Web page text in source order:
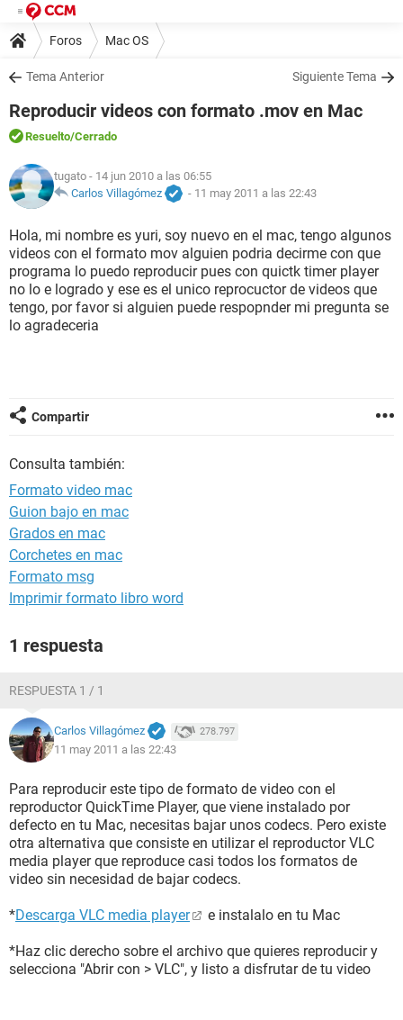
Foros Mac OS
Tema Anterior Siguiente Tema
Reproducir videos con formato .mov en Mac
Resuelto/Cerrado
tugato - 14 jun 2010 a las 06:55
Carlos Villagómez
- 11 may 2011 a las 22:43
Hola, mi nombre es yuri, soy nuevo en el mac, tengo algunos
videos con el formato mov alguien podria decirme con que
programa lo puedo reproducir pues con quictk timer player
no lo e logrado y ese es el unico reprocuctor de videos que
tengo, por favor si alguien puede respopnder mi pregunta se
lo agradeceria
Compartir
Consulta también:
Formato video mac
Guion bajo en mac
Grados en mac
Corchetes en mac
Formato msg
Imprimir formato libro word
1 respuesta
RESPUESTA 1 / 1
Carlos Villagómez 278.797
11 may 2011 a las 22:43
Para reproducir este tipo de formato de video con el
reproductor QuickTime Player, que viene instalado por
defecto en tu Mac, necesitas bajar unos codecs. Pero existe
otra alternativa que consiste en utilizar el reproductor VLC
media player que reproduce casi todos los formatos de
video sin necesidad de bajar codecs.
*Descarga VLC media player e instalalo en tu Mac
*Haz clic derecho sobre el archivo que quieres reproducir y
selecciona "Abrir con > VLC", y listo a disfrutar de tu video